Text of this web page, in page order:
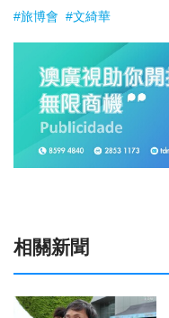
#旅博會 #文綺華
相關新聞